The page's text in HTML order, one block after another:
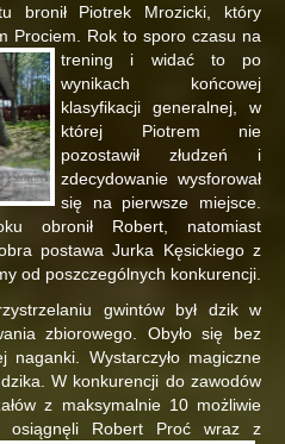
bronił Piotrek Mrozicki, który
Prociem. Rok to sporo czasu na
trening i widać to po
wynikach końcowej
klasyfikacji generalnej, w
której Piotrem nie
pozostawił złudzeń i
zdecydowanie wysforował
się na pierwsze miejsce.
obronił Robert, natomiast
postawa Jurka Kęsickiego z
od poszczególnych konkurencji.
gwintów był dzik w
zbiorowego. Obyło się bez
naganki. Wystarczyło magiczne
dzika. W konkurencji do zawodów
z maksymalnie 10 możliwie
osiągnęli Robert Proć wraz z